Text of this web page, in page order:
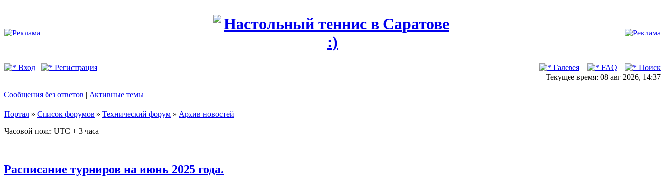
Вход Регистрация Галерея FAQ
Поиск
Текущее время: 08 авг 2026, 14:37
Сообщения без ответов | Активные темы
Портал » Список форумов » Технический форум » Архив новостей
Часовой пояс: UTC + 3 часа
Расписание турниров на июнь 2025 года.